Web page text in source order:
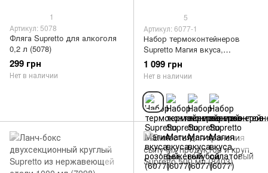
1
Артикул: 5078
Фляга Supretto для алкоголя
0,2 л (5078)
299 грн
Нет в наличии
5
Артикул: 6077-1
Набор термоконтейнеров
Supretto Магия вкуса,
розовый (6077)
1 099 грн
Нет в наличии